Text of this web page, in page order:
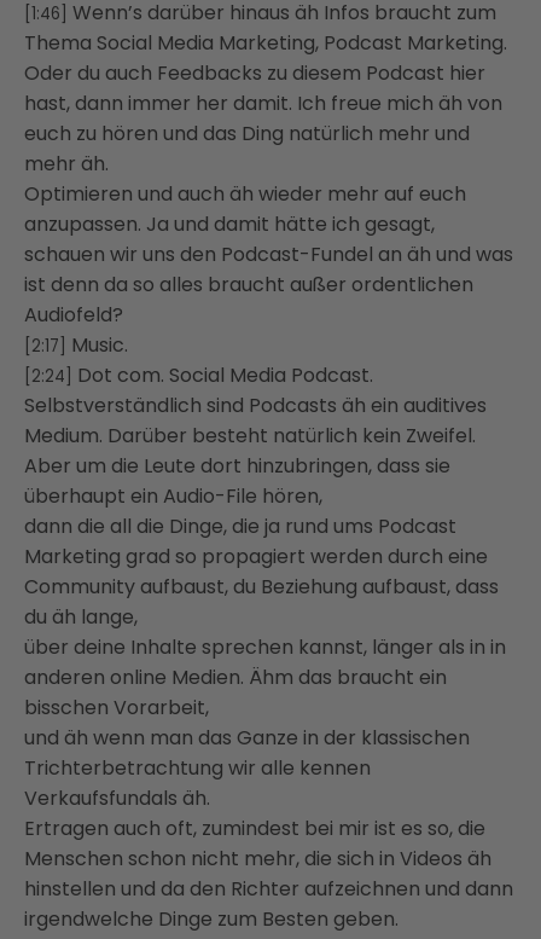
[1:46] Wenn’s darüber hinaus äh Infos braucht zum
Thema Social Media Marketing, Podcast Marketing.
Oder du auch Feedbacks zu diesem Podcast hier
hast, dann immer her damit. Ich freue mich äh von
euch zu hören und das Ding natürlich mehr und
mehr äh.
Optimieren und auch äh wieder mehr auf euch
anzupassen. Ja und damit hätte ich gesagt,
schauen wir uns den Podcast-Fundel an äh und was
ist denn da so alles braucht außer ordentlichen
Audiofeld?
[2:17] Music.
[2:24]
Dot com. Social Media Podcast.
Selbstverständlich sind Podcasts äh ein auditives
Medium. Darüber besteht natürlich kein Zweifel.
Aber um die Leute dort hinzubringen, dass sie
überhaupt ein Audio-File hören,
dann die all die Dinge, die ja rund ums Podcast
Marketing grad so propagiert werden durch eine
Community aufbaust, du Beziehung aufbaust, dass
du äh lange,
über deine Inhalte sprechen kannst, länger als in in
anderen online Medien. Ähm das braucht ein
bisschen Vorarbeit,
und äh wenn man das Ganze in der klassischen
Trichterbetrachtung wir alle kennen
Verkaufsfundals äh.
Ertragen auch oft, zumindest bei mir ist es so, die
Menschen schon nicht mehr, die sich in Videos äh
hinstellen und da den Richter aufzeichnen und dann
irgendwelche Dinge zum Besten geben.